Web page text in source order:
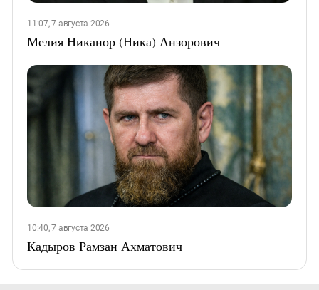
11:07, 7 августа 2026
Мелия Никанор (Ника) Анзорович
10:40, 7 августа 2026
Кадыров Рамзан Ахматович